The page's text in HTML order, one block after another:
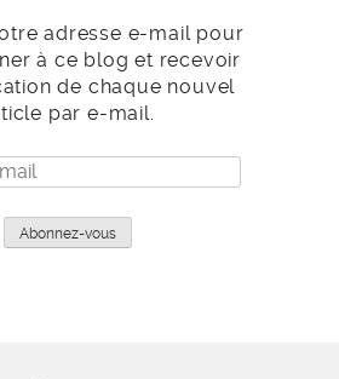
adresse e-mail pour
à ce blog et recevoir
de chaque nouvel
par e-mail.
Abonnez-vous